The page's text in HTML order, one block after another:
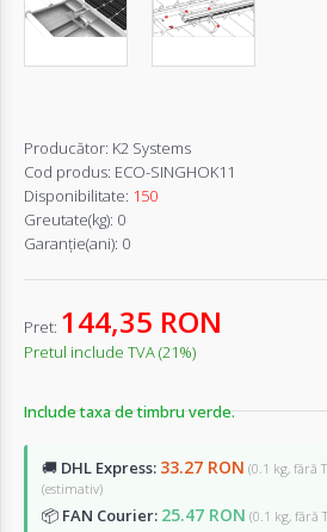
Producător: K2 Systems
Cod produs: ECO-SINGHOK11
Disponibilitate: 150
Greutate(kg): 0
Garanţie(ani): 0
Pret: 144,35 RON
Pretul include TVA (21%)
Include taxa de timbru verde.
🚚 DHL Express: 33.27 RON (0.1 kg, fără
(estimativ)
📦 FAN Courier: 25.47 RON (0.1 kg, fără